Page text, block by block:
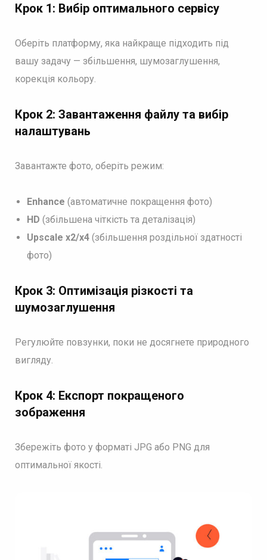
Крок 1: Вибір оптимального сервісу
Оберіть платформу, яка найкраще підходить під
вашу задачу — збільшення, шумозаглушення,
корекція кольору.
Крок 2: Завантаження файлу та вибір
налаштувань
Завантажте фото, оберіть режим:
Enhance (автоматичне покращення фото)
HD (збільшена чіткість та деталізація)
Upscale x2/x4(збільшення роздільної здатності
фото)
Крок 3: Оптимізація різкості та
шумозаглушення
Регулюйте повзунки, поки не досягнете природного
вигляду.
Крок 4: Експорт покращеного
зображення
Збережіть фото у форматі JPG або PNG для
оптимальної якості.